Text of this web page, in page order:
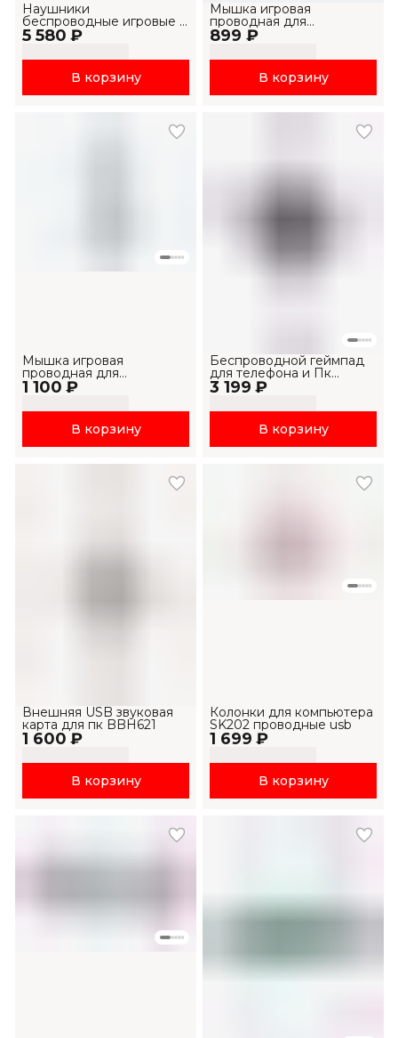
5 580 ₽
Наушники
беспроводные игровые с
микрофоном H2002BG
В корзину
899 ₽
Мышка игровая
проводная для
компьютера и ноутбука
MS1034
В корзину
1 100 ₽
Мышка игровая
проводная для
компьютера и ноутбука
MS1033
В корзину
3 199 ₽
Беспроводной геймпад
для телефона и Пк
G158BT Pro
В корзину
1 600 ₽
Внешняя USB звуковая
карта для пк BBH621
В корзину
1 699 ₽
Колонки для компьютера
SK202 проводные usb
В корзину